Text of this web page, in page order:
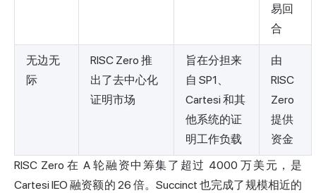
易回
合
无边无
际
RISC Zero 推
出了去中心化
证明市场
旨在分担来
自 SP1、
Cartesi 和其
他系统的证
明工作负载
由
RISC
Zero
提供
资金
RISC Zero 在 A 轮融资中筹集了超过 4000 万美元，是
Cartesi IEO 融资额的 26 倍。Succinct 也完成了规模相近的